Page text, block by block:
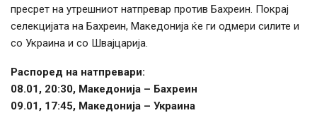
пресрет на утрешниот натпревар против Бахреин. Покрај
селекцијата на Бахреин, Македонија ќе ги одмери силите и
со Украина и со Швајцарија.
Распоред на натпревари:
08.01, 20:30, Македонија – Бахреин
09.01, 17:45, Македонија – Украина